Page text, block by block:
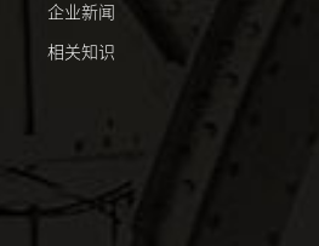
企业新闻
相关知识